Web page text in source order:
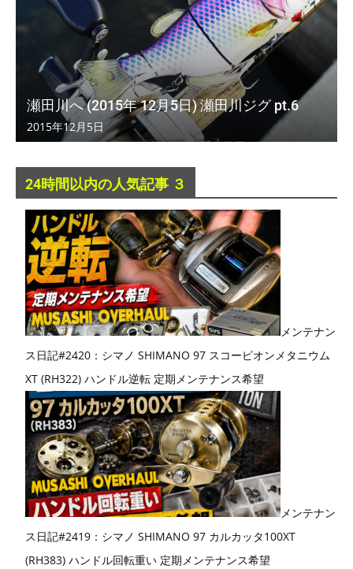
瀬田川へ (2015年 12月5日) 瀬田川ジグ pt.6
2015年12月5日
24時間以内の人気記事 ３
メンテナン
ス日記#2420：シマノ SHIMANO 97 スコーピオンメタニウム
XT (RH322) ハンドル逆転 定期メンテナンス希望
メンテナン
ス日記#2419：シマノ SHIMANO 97 カルカッタ100XT
(RH383) ハンドル回転重い 定期メンテナンス希望